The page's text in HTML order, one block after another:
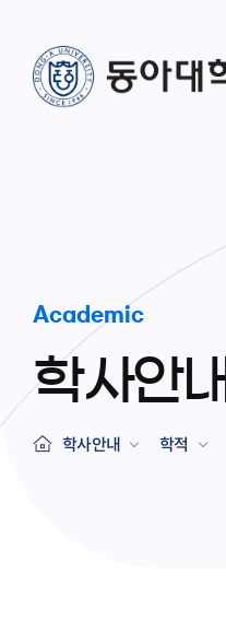
Academic
학사안내
학사안내 학적